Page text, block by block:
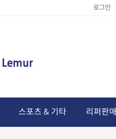
로그인
스포츠 & 기타 리퍼판매